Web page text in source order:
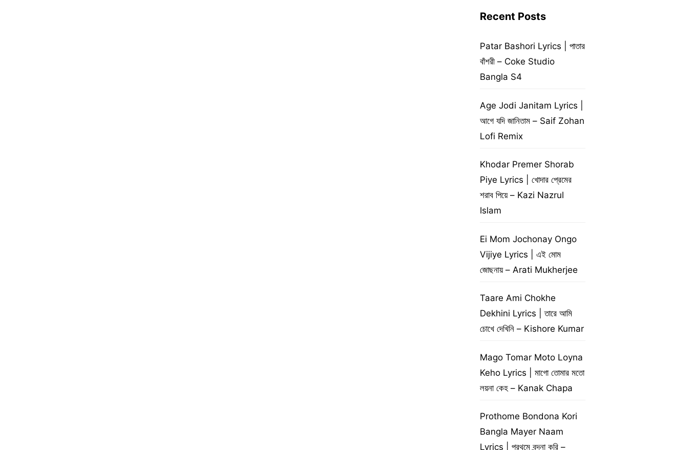
Recent Posts
Patar Bashori Lyrics | পাতার
বাঁশরী – Coke Studio
Bangla S4
Age Jodi Janitam Lyrics |
আগে যদি জানিতাম – Saif Zohan
Lofi Remix
Khodar Premer Shorab
Piye Lyrics | খোদার প্রেমের
শরাব পিয়ে – Kazi Nazrul
Islam
Ei Mom Jochonay Ongo
Vijiye Lyrics | এই মোম
জোছনায় – Arati Mukherjee
Taare Ami Chokhe
Dekhini Lyrics | তারে আমি
চোখে দেখিনি – Kishore Kumar
Mago Tomar Moto Loyna
Keho Lyrics | মাগো তোমার মতো
লয়না কেহ – Kanak Chapa
Prothome Bondona Kori
Bangla Mayer Naam
Lyrics | প্রথমে বন্দনা করি –